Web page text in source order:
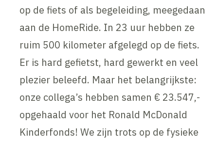
op de fiets of als begeleiding, meegedaan
aan de HomeRide. In 23 uur hebben ze
ruim 500 kilometer afgelegd op de fiets.
Er is hard gefietst, hard gewerkt en veel
plezier beleefd. Maar het belangrijkste:
onze collega’s hebben samen € 23.547,-
opgehaald voor het Ronald McDonald
Kinderfonds! We zijn trots op de fysieke